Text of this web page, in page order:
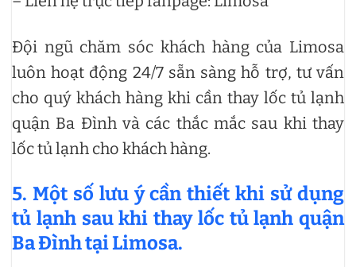
Đội ngũ chăm sóc khách hàng của Limosa
luôn hoạt động 24/7 sẵn sàng hỗ trợ, tư vấn
cho quý khách hàng khi cần thay lốc tủ lạnh
quận Ba Đình và các thắc mắc sau khi thay
lốc tủ lạnh cho khách hàng.
5. Một số lưu ý cần thiết khi sử dụng
tủ lạnh sau khi thay lốc tủ lạnh quận
Ba Đình tại Limosa.